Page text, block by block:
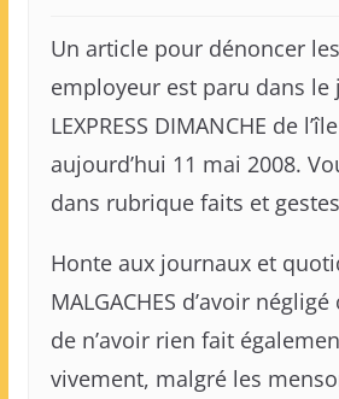
Un article pour dénoncer
employeur est paru dans le
LEXPRESS DIMANCHE de
aujourd’hui 11 mai 2008.
dans rubrique faits et
Honte aux journaux et
MALGACHES d’avoir
de n’avoir rien fait
vivement, malgré les